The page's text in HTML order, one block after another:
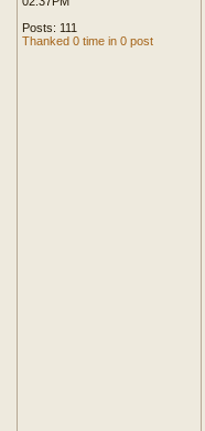
Posts: 111
Thanked 0 time in 0 post